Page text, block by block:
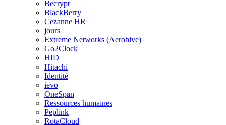
Becrypt
BlackBerry
Cezanne HR
jours
Extreme Networks (Aerohive)
Go2Clock
HID
Hitachi
Identité
ievo
OneSpan
Ressources humaines
Peplink
RotaCloud